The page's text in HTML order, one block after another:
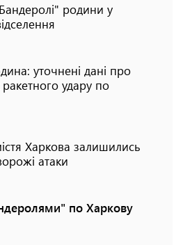
родини у
уточнені дані про
удару по
Харкова залишились
атаки
по Харкову